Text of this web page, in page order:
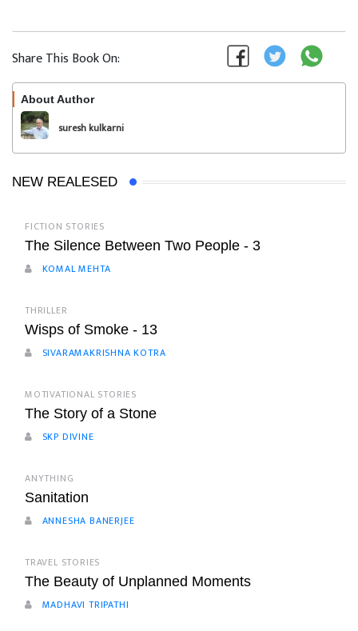
Share This Book On:
About Author
suresh kulkarni
NEW REALESED
FICTION STORIES
The Silence Between Two People - 3
KOMAL MEHTA
THRILLER
Wisps of Smoke - 13
SIVARAMAKRISHNA KOTRA
MOTIVATIONAL STORIES
The Story of a Stone
SKP DIVINE
ANYTHING
Sanitation
ANNESHA BANERJEE
TRAVEL STORIES
The Beauty of Unplanned Moments
MADHAVI TRIPATHI